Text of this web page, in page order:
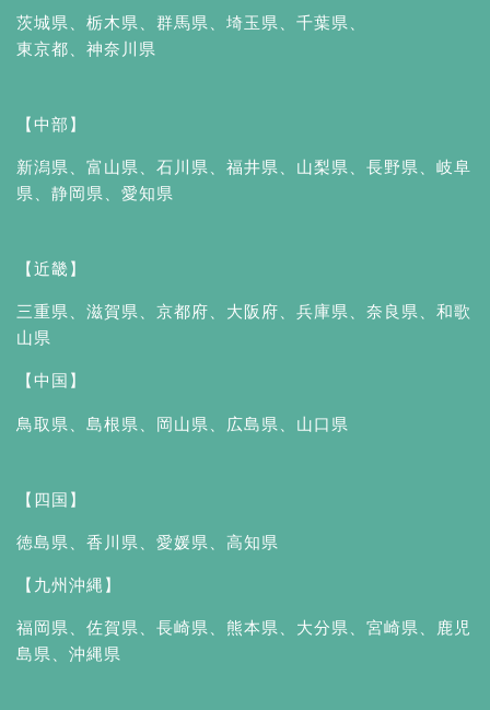
茨城県 栃木県 群馬県 埼玉県 千葉県
東京都
神奈川県
【中部】
新潟県 富山県 石川県 福井県 山梨県 長野県
岐阜
県
静岡県 愛知県
【近畿】
三重県 滋賀県 京都府 大阪府 兵庫県 奈良県
和歌
山県
【中国】
鳥取県 島根県 岡山県 広島県 山口県
【四国】
徳島県 香川県 愛媛県 高知県
【九州沖縄】
福岡県 佐賀県 長崎県 熊本県 大分県 宮崎県
鹿児
島県
沖縄県